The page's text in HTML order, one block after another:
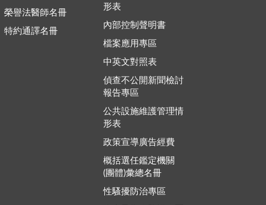
榮譽法醫師名冊
特約通譯名冊
形表
內部控制聲明書
檔案應用專區
中英文對照表
偵查不公開新聞檢討
報告專區
公共設施維護管理情
形表
政策宣導廣告經費
概括選任鑑定機關
(團體)彙總名冊
性騷擾防治專區